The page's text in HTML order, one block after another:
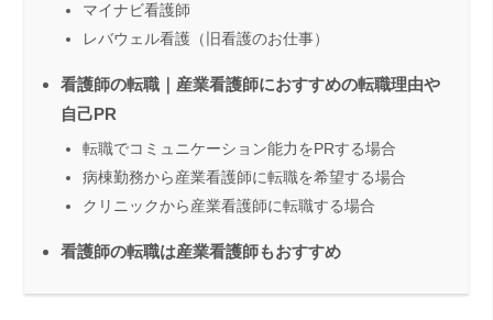
マイナビ看護師
レバウェル看護（旧看護のお仕事）
看護師の転職｜産業看護師におすすめの転職理由や
自己PR
転職でコミュニケーション能力をPRする場合
病棟勤務から産業看護師に転職を希望する場合
クリニックから産業看護師に転職する場合
看護師の転職は産業看護師もおすすめ